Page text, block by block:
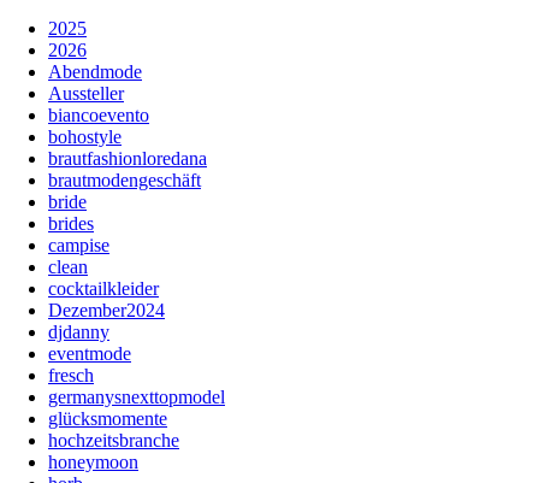
2025
2026
Abendmode
Aussteller
biancoevento
bohostyle
brautfashionloredana
brautmodengeschäft
bride
brides
campise
clean
cocktailkleider
Dezember2024
djdanny
eventmode
fresch
germanysnexttopmodel
glücksmomente
hochzeitsbranche
honeymoon